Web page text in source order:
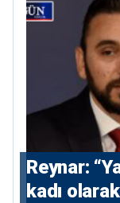
Reynar:
kadı